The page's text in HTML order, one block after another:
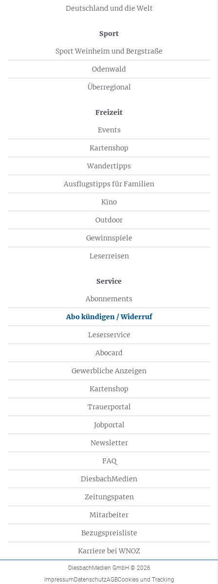
Deutschland und die Welt
Sport
Sport Weinheim und Bergstraße
Odenwald
Überregional
Freizeit
Events
Kartenshop
Wandertipps
Ausflugstipps für Familien
Kino
Outdoor
Gewinnspiele
Leserreisen
Service
Abonnements
Abo kündigen / Widerruf
Leserservice
Abocard
Gewerbliche Anzeigen
Kartenshop
Trauerportal
Jobportal
Newsletter
FAQ
DiesbachMedien
Zeitungspaten
Mitarbeiter
Bezugspreisliste
Karriere bei WNOZ
DiesbachMedien GmbH © 2026
ImpressumDatenschutzAGBCookies und Tracking